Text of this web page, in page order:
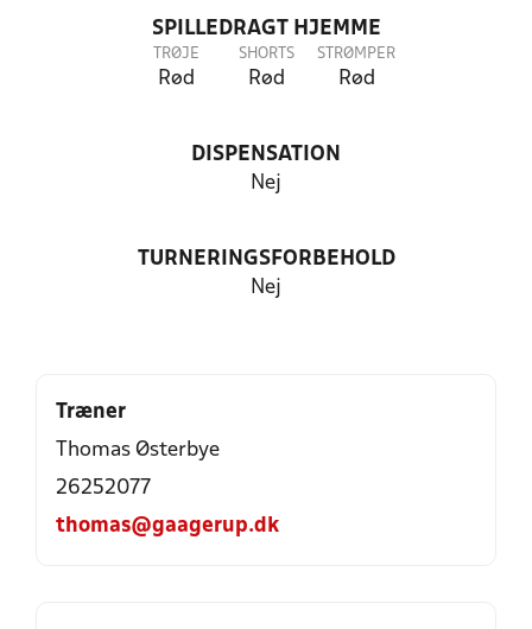
SPILLEDRAGT HJEMME
TRØJE
Rød
SHORTS
Rød
STRØMPER
Rød
DISPENSATION
Nej
TURNERINGSFORBEHOLD
Nej
Træner
Thomas Østerbye
26252077
thomas@gaagerup.dk